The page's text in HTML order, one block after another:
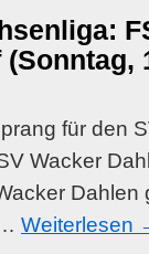
für den
Wacker
Weiterlesen